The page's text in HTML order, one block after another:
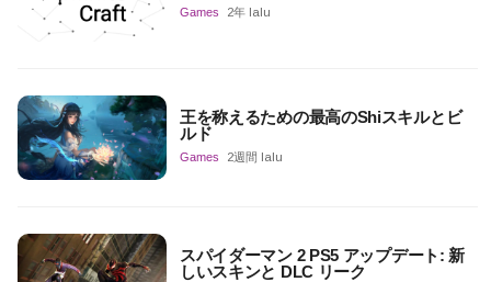
Games 2年 lalu
王を称えるための最高のShiスキルとビ
ルド
Games 2週間 lalu
スパイダーマン 2 PS5 アップデート: 新
しいスキンと DLC リーク